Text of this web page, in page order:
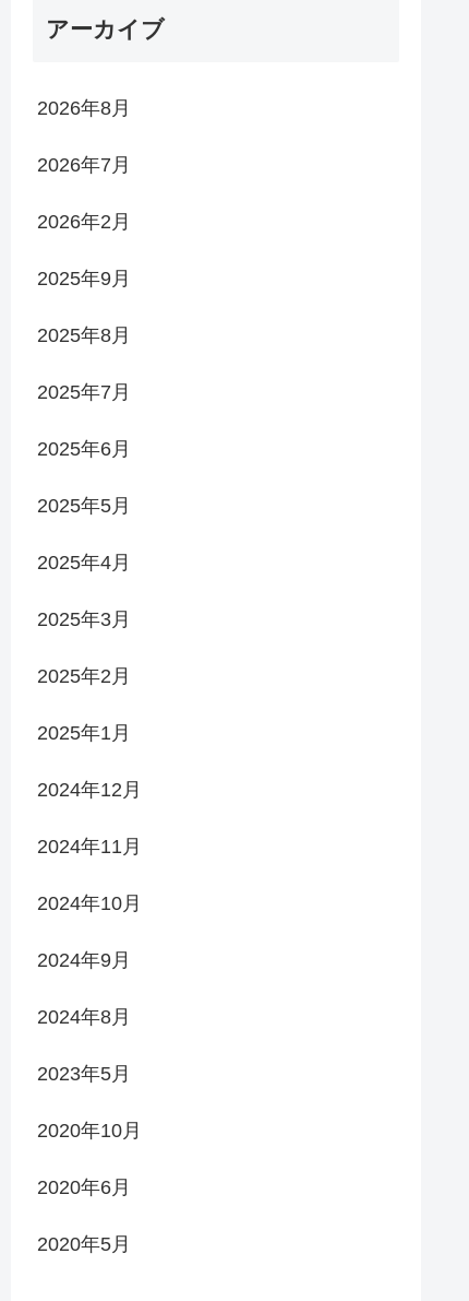
アーカイブ
2026年8月
2026年7月
2026年2月
2025年9月
2025年8月
2025年7月
2025年6月
2025年5月
2025年4月
2025年3月
2025年2月
2025年1月
2024年12月
2024年11月
2024年10月
2024年9月
2024年8月
2023年5月
2020年10月
2020年6月
2020年5月